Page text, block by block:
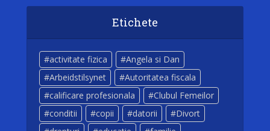
Etichete
activitate fizica
Angela si Dan
Arbeidstilsynet
Autoritatea fiscala
calificare profesionala
Clubul Femeilor
conditii
copii datorii
Divort